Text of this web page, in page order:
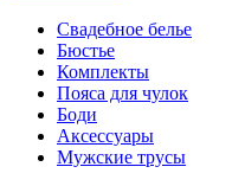
Свадебное белье
Бюстье
Комплекты
Пояса для чулок
Боди
Аксессуары
Мужские трусы